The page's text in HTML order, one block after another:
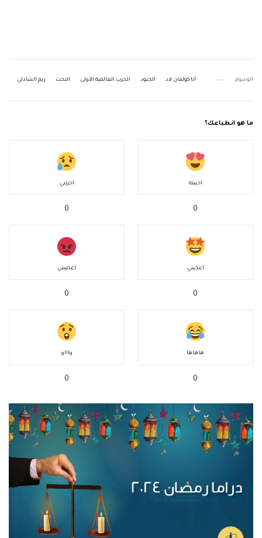
الوسوم آنا كولمان لاد الجنود الحرب العالمية الأولى النحت ريم الشاذلي
ما هو انطباعك؟
أحببته
0
أحزنني
0
أعجبني
0
أغضبني
0
هاهاها
0
واااو
0